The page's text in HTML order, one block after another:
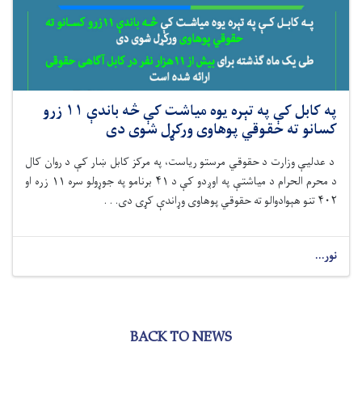
په کابل کې په تېره یوه میاشت کې څه باندې ۱۱ زرو
کسانو ته حقوقي پوهاوی ورکړل شوی دی
د عدلیې وزارت د حقوقي مرستو رياست، په مرکز کابل ښار کې د روان کال
د محرم الحرام د میاشتې په اوږدو کې د ۴۱ برنامو په جوړولو سره ۱۱ زره او
۴۰۲ تنو هېوادوالو ته حقوقي پوهاوی وړاندې کړی دی. . .
نور...
BACK TO NEWS